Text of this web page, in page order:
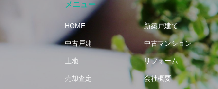
メニュー
HOME 新築戸建て
中古戸建 中古マンション
土地 リフォーム
売却査定 会社概要